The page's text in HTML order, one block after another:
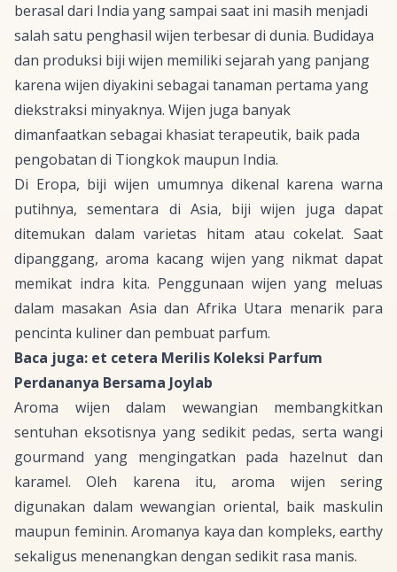
berasal dari India yang sampai saat ini masih menjadi
salah satu penghasil wijen terbesar di dunia. Budidaya
dan produksi biji wijen memiliki sejarah yang panjang
karena wijen diyakini sebagai tanaman pertama yang
diekstraksi minyaknya. Wijen juga banyak
dimanfaatkan sebagai khasiat terapeutik, baik pada
pengobatan di Tiongkok maupun India.
Di Eropa, biji wijen umumnya dikenal karena warna
putihnya, sementara di Asia, biji wijen juga dapat
ditemukan dalam varietas hitam atau cokelat. Saat
dipanggang, aroma kacang wijen yang nikmat dapat
memikat indra kita. Penggunaan wijen yang meluas
dalam masakan Asia dan Afrika Utara menarik para
pencinta kuliner dan pembuat parfum.
Baca juga: et cetera Merilis Koleksi Parfum
Perdananya Bersama Joylab
Aroma wijen dalam wewangian membangkitkan
sentuhan eksotisnya yang sedikit pedas, serta wangi
gourmand yang mengingatkan pada hazelnut dan
karamel. Oleh karena itu, aroma wijen sering
digunakan dalam wewangian oriental, baik maskulin
maupun feminin. Aromanya kaya dan kompleks, earthy
sekaligus menenangkan dengan sedikit rasa manis.